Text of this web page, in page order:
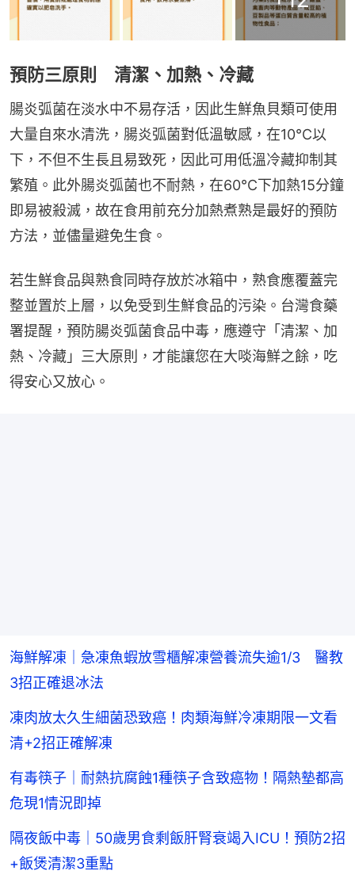
預防三原則 清潔、加熱、冷藏
腸炎弧菌在淡水中不易存活，因此生鮮魚貝類可使用
大量自來水清洗，腸炎弧菌對低溫敏感，在10℃以
下，不但不生長且易致死，因此可用低溫冷藏抑制其
繁殖。此外腸炎弧菌也不耐熱，在60℃下加熱15分鐘
即易被殺滅，故在食用前充分加熱煮熟是最好的預防
方法，並儘量避免生食。
若生鮮食品與熟食同時存放於冰箱中，熟食應覆蓋完
整並置於上層，以免受到生鮮食品的污染。台灣食藥
署提醒，預防腸炎弧菌食品中毒，應遵守「清潔、加
熱、冷藏」三大原則，才能讓您在大啖海鮮之餘，吃
得安心又放心。
海鮮解凍｜急凍魚蝦放雪櫃解凍營養流失逾1/3 醫教
3招正確退冰法
凍肉放太久生細菌恐致癌！肉類海鮮冷凍期限一文看
清+2招正確解凍
有毒筷子｜耐熱抗腐蝕1種筷子含致癌物！隔熱墊都高
危現1情況即掉
隔夜飯中毒｜50歲男食剩飯肝腎衰竭入ICU！預防2招
+飯煲清潔3重點